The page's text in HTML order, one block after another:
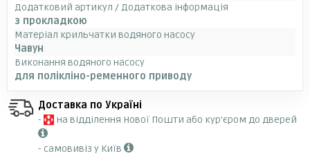
Додатковий артикул / Додаткова інформація
з прокладкою
Матеріал крильчатки водяного насосу
Чавун
Виконання водяного насосу
для полікліно-ременного приводу
Доставка по Україні
-
на відділення Нової Пошти або кур'єром до дверей
- самовивіз у Київ